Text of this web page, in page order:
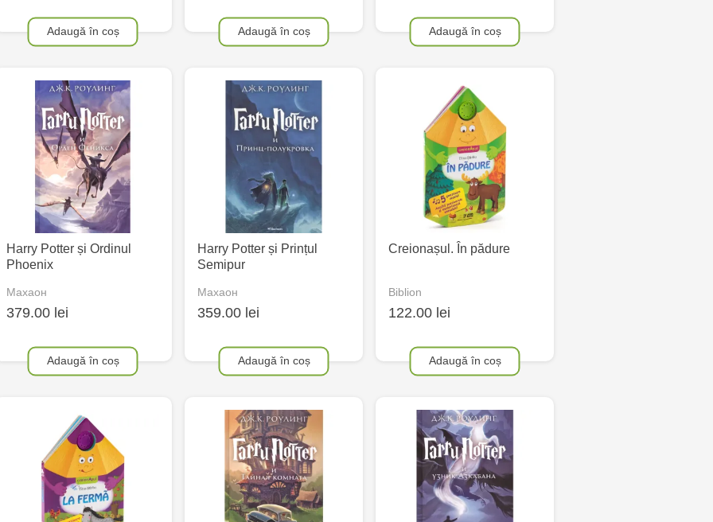
Adaugă în coș Adaugă în coș Adaugă în coș
Harry Potter și Ordinul
Phoenix
Махаон
379.00 lei
Adaugă în coș
Harry Potter și Prințul
Semipur
Махаон
359.00 lei
Adaugă în coș
Creionașul. În pădure
Biblion
122.00 lei
Adaugă în coș